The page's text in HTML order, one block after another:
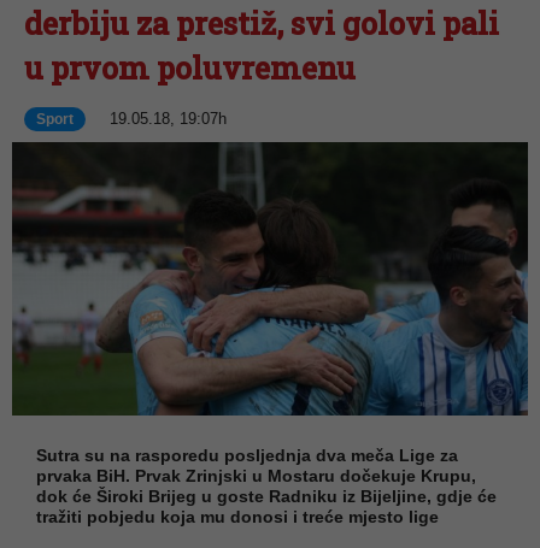
derbiju za prestiž, svi golovi pali
u prvom poluvremenu
Sport 19.05.18, 19:07h
Sutra su na rasporedu posljednja dva meča Lige za
prvaka BiH. Prvak Zrinjski u Mostaru dočekuje Krupu,
dok će Široki Brijeg u goste Radniku iz Bijeljine, gdje će
tražiti pobjedu koja mu donosi i treće mjesto lige